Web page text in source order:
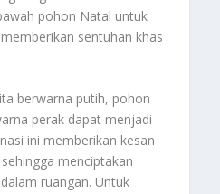
pohon Natal untuk
sentuhan khas
berwarna putih, pohon
perak dapat menjadi
ini memberikan kesan
menciptakan
ruangan. Untuk